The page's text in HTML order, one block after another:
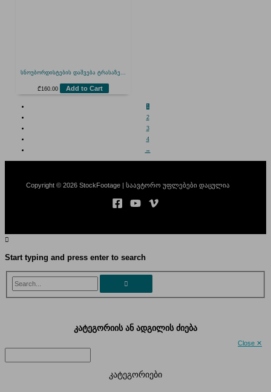
სნოუბორდისტების დაშვება ტრასაზე...
₾ 160.00 Add to Cart
1
2
3
4
→
Copyright © 2026 StockFootage | საავტორო უფლებები დაცულია
Start typing and press enter to search
Search...
Close ✕
კატეგორიის ან ადგილის ძიება
კატეგორიები